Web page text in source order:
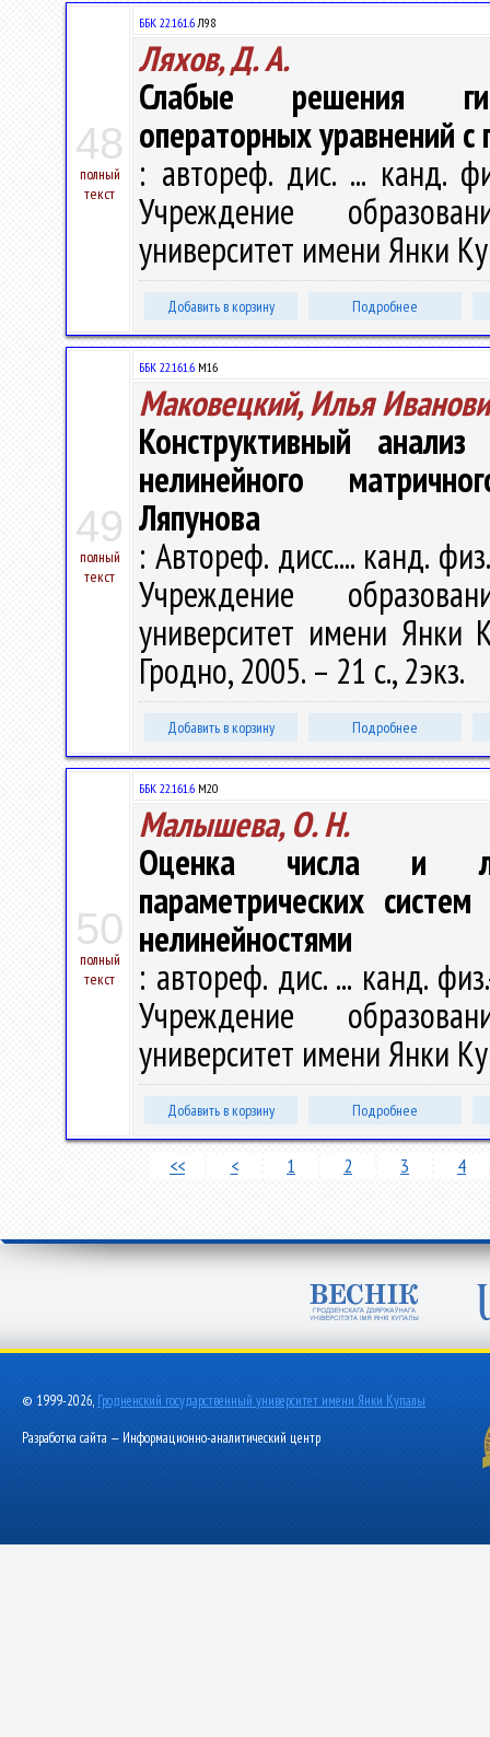
48
полный
текст
ББК 22.161.6Л98
Ляхов, Д. А.
Слабые решения
операторных уравнений
: автореф. дис. ... канд.
Учреждение
университет имени Янки
Добавить в корзину Подробнее
49
полный
текст
ББК 22.161.6 М16
Маковецкий, Илья
Конструктивный
нелинейного
Ляпунова
: Автореф. дисс.... канд.
Учреждение
университет имени Янки
Гродно, 2005. – 21 с., 2экз.
Добавить в корзину Подробнее
50
полный
текст
ББК 22.161.6 М20
Малышева, О. Н.
Оценка числа и
параметрических
нелинейностями
: автореф. дис. ... канд.
Учреждение
университет имени Янки
Добавить в корзину Подробнее
<< < 1 2 3 4
© 1999-2026, Гродненский государственный университет имени Янки Купалы
Разработка сайта — Информационно-аналитический центр